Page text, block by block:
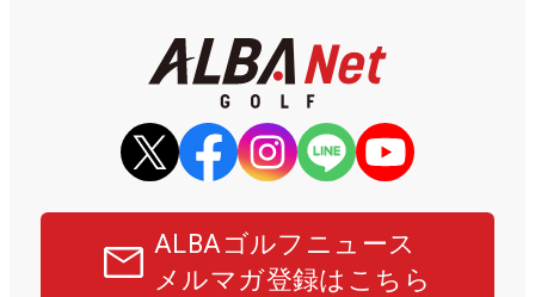
ALBAゴルフニュース
メルマガ登録はこちら